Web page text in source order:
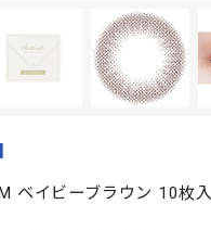
ベイビーブラウン 10枚